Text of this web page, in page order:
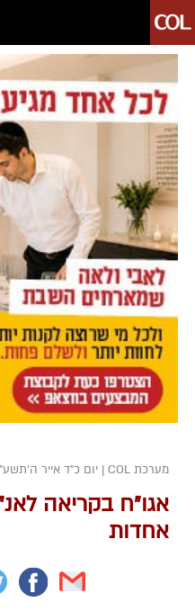
מערכת COL | יום כ"ד אייר ה׳תשע״ט
אגו"ח בקריאה
אחדות